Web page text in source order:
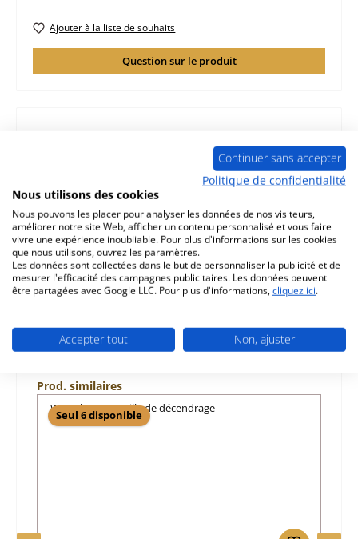
Ajouter à la liste de souhaits
Question sur le produit
d‘origine porte de chambre de combustion droit pour le
cuisinière Wamsler K148 Wamsler K148 porte de chambre
de combustion…
Caractéristiques
Informations sur la sécurité du produit
Ignorer la galerie de produits
Prod. similaires
Seul 6 disponible
Continuer sans accepter
Politique de confidentialité
Nous utilisons des cookies
Nous pouvons les placer pour analyser les données de nos visiteurs,
améliorer notre site Web, afficher un contenu personnalisé et vous faire
vivre une expérience inoubliable. Pour plus d'informations sur les cookies
que nous utilisons, ouvrez les paramètres.
Les données sont collectées dans le but de personnaliser la publicité et de
mesurer l'efficacité des campagnes publicitaires. Les données peuvent
être partagées avec Google LLC. Pour plus d'informations, cliquez ici.
Accepter tout Non, ajuster